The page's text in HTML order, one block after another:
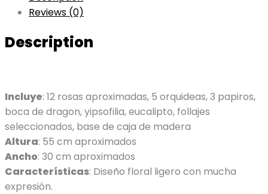
Reviews (0)
Description
Incluye: 12 rosas aproximadas, 5 orquideas, 3 papiros,
boca de dragon, yipsofilia, eucalipto, follajes
seleccionados, base de caja de madera
Altura: 55 cm aproximados
Ancho: 30 cm aproximados
Características: Diseño floral ligero con mucha
expresión.